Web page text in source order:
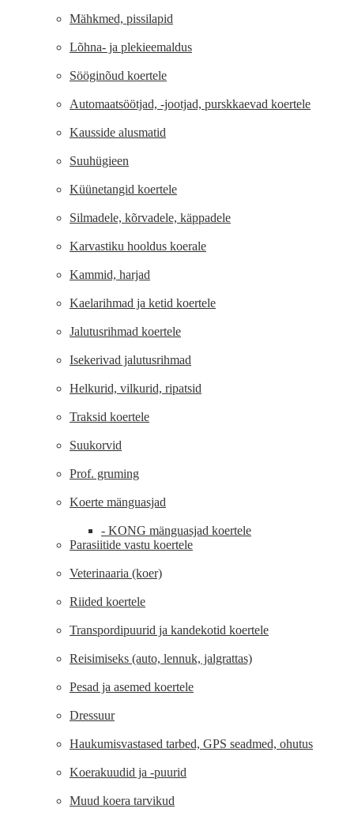
Mähkmed, pissilapid
Lõhna- ja plekieemaldus
Sööginõud koertele
Automaatsöötjad, -jootjad, purskkaevad koertele
Kausside alusmatid
Suuhügieen
Küünetangid koertele
Silmadele, kõrvadele, käppadele
Karvastiku hooldus koerale
Kammid, harjad
Kaelarihmad ja ketid koertele
Jalutusrihmad koertele
Isekerivad jalutusrihmad
Helkurid, vilkurid, ripatsid
Traksid koertele
Suukorvid
Prof. gruming
Koerte mänguasjad
- KONG mänguasjad koertele
Parasiitide vastu koertele
Veterinaaria (koer)
Riided koertele
Transpordipuurid ja kandekotid koertele
Reisimiseks (auto, lennuk, jalgrattas)
Pesad ja asemed koertele
Dressuur
Haukumisvastased tarbed, GPS seadmed, ohutus
Koerakuudid ja -puurid
Muud koera tarvikud